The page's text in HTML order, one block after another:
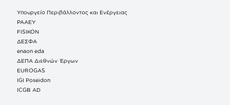
Υπουργείο Περιβάλλοντος και Ενέργειας
ΡΑΑΕΥ
FISIKON
ΔΕΣΦΑ
enaon eda
ΔΕΠΑ Διεθνών Έργων
EUROGAS
IGI Poseidon
ICGB AD